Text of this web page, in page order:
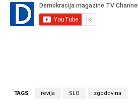
TAGS revija SLO zgodovina